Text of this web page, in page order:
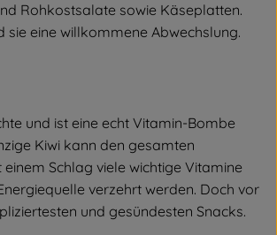
Rohkostsalate sowie Käseplatten.
sie eine willkommene Abwechslung.
und ist eine echt Vitamin-Bombe
Kiwi kann den gesamten
Schlag viele wichtige Vitamine
verzehrt werden. Doch vor
und gesündesten Snacks.